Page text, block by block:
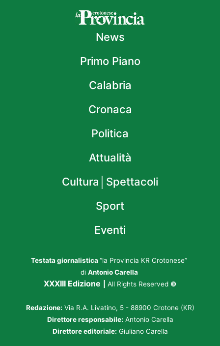
News
Primo Piano
Calabria
Cronaca
Politica
Attualità
Cultura│Spettacoli
Sport
Eventi
Testata giornalistica “la Provincia KR Crotonese”
di Antonio Carella
XXXIII Edizione All Rights Reserved ©
Redazione: Via R.A. Livatino, 5 - 88900 Crotone (KR)
Direttore responsabile: Antonio Carella
Direttore editoriale: Giuliano Carella